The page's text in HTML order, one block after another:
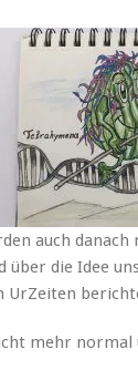
auch
über die Idee
UrZeiten
mehr normal